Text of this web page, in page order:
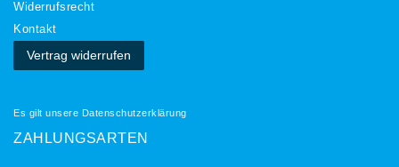
Widerrufs­recht
Kontakt
Vertrag widerrufen
Es gilt unsere Datenschutzerklärung
ZAHLUNGSARTEN